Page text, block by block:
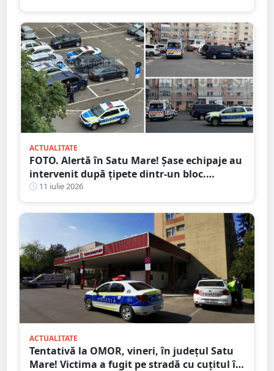
ACTUALITATE
FOTO. Alertă în Satu Mare! Șase echipaje au
intervenit după țipete dintr-un bloc.
Motivul i-a făcut pe toți să zâmbească
11 iulie 2026
ACTUALITATE
Tentativă la OMOR, vineri, în județul Satu
Mare! Victima a fugit pe stradă cu cuțitul în